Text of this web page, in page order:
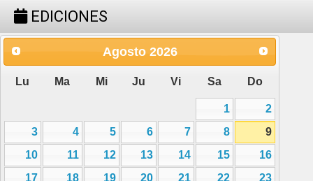
EDICIONES
Agosto 2026
Lu Ma Mi Ju Vi Sa Do
1
2
3
4 5 6 7 8
9
10
11 12 13 14 15
16
17
18 19 20 21 22
23